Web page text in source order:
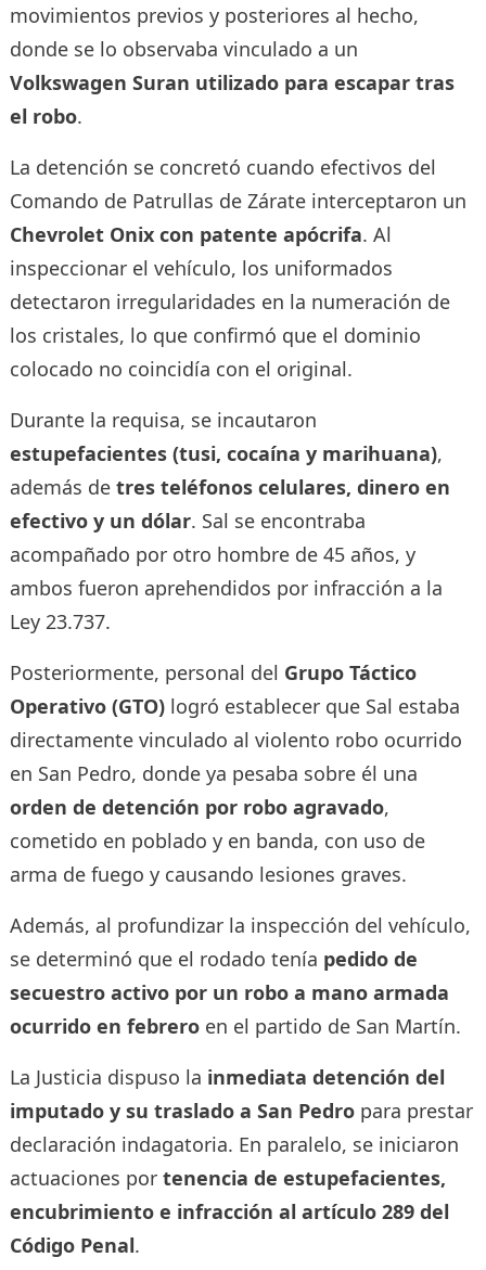
movimientos previos y posteriores al hecho,
donde se lo observaba vinculado a un
Volkswagen Suran utilizado para escapar tras
el robo.
La detención se concretó cuando efectivos del
Comando de Patrullas de Zárate interceptaron un
Chevrolet Onix con patente apócrifa. Al
inspeccionar el vehículo, los uniformados
detectaron irregularidades en la numeración de
los cristales, lo que confirmó que el dominio
colocado no coincidía con el original.
Durante la requisa, se incautaron
estupefacientes (tusi, cocaína y marihuana),
además de tres teléfonos celulares, dinero en
efectivo y un dólar. Sal se encontraba
acompañado por otro hombre de 45 años, y
ambos fueron aprehendidos por infracción a la
Ley 23.737.
Posteriormente, personal del Grupo Táctico
Operativo (GTO)logró establecer que Sal estaba
directamente vinculado al violento robo ocurrido
en San Pedro, donde ya pesaba sobre él una
orden de detención por robo agravado,
cometido en poblado y en banda, con uso de
arma de fuego y causando lesiones graves.
Además, al profundizar la inspección del vehículo,
se determinó que el rodado tenía pedido de
secuestro activo por un robo a mano armada
ocurrido en febreroen el partido de San Martín.
La Justicia dispuso la inmediata detención del
imputado y su traslado a San Pedropara prestar
declaración indagatoria. En paralelo, se iniciaron
actuaciones por tenencia de estupefacientes,
encubrimiento e infracción al artículo 289 del
Código Penal.